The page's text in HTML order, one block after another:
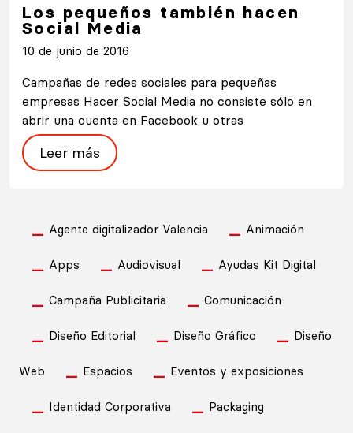
Los pequeños también hacen
Social Media
10 de junio de 2016
Campañas de redes sociales para pequeñas
empresas Hacer Social Media no consiste sólo en
abrir una cuenta en Facebook u otras
Leer más
Agente digitalizador Valencia Animación
Apps Audiovisual Ayudas Kit Digital
Campaña Publicitaria Comunicación
Diseño Editorial Diseño Gráfico Diseño
Web Espacios Eventos y exposiciones
Identidad Corporativa Packaging